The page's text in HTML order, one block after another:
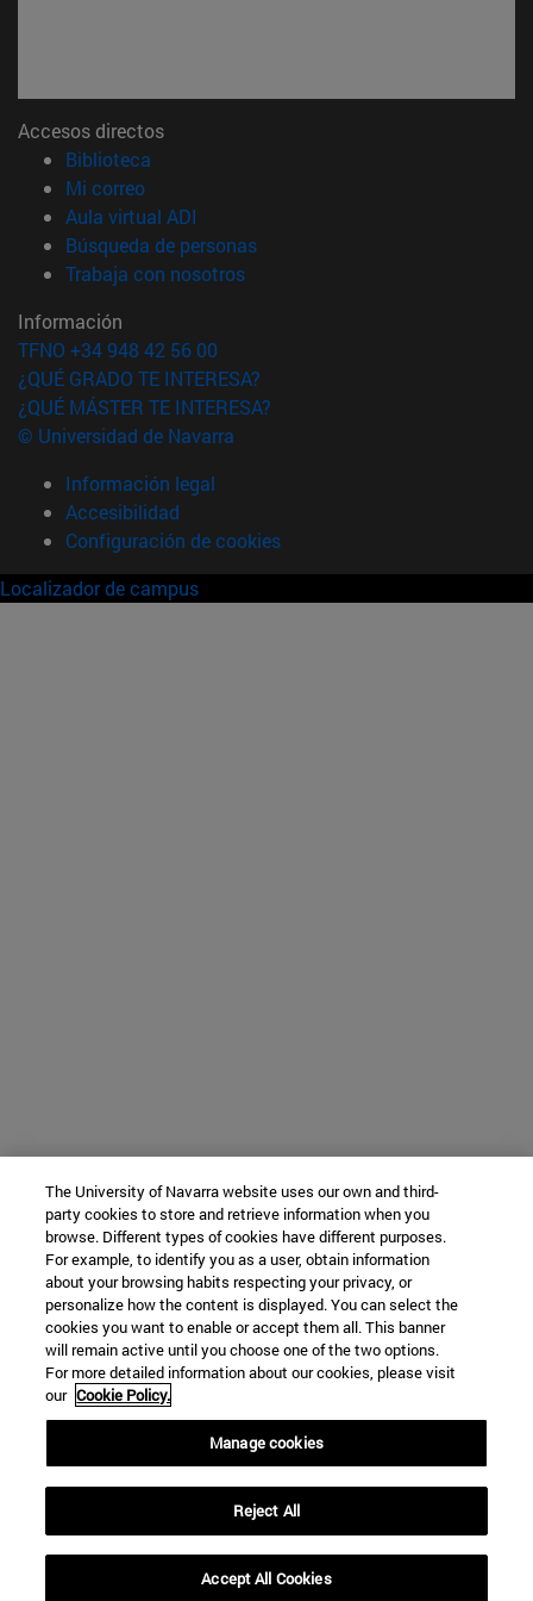
Accesos directos
Biblioteca
Mi correo(abre en nueva ventana)
Aula virtual ADI
Búsqueda de personas(abre en nueva ventana)
Trabaja con nosotros(abre en nueva ventana)
Información
TFNO +34 948 42 56 00
¿QUÉ GRADO TE INTERESA?
¿QUÉ MÁSTER TE INTERESA?
© Universidad de Navarra
Información legal
Accesibilidad
Configuración de cookies
Localizador de campus
The University of Navarra website uses our own and third-
party cookies to store and retrieve information when you
browse. Different types of cookies have different purposes.
For example, to identify you as a user, obtain information
about your browsing habits respecting your privacy, or
personalize how the content is displayed. You can select the
cookies you want to enable or accept them all. This banner
will remain active until you choose one of the two options.
For more detailed information about our cookies, please visit
our Cookie Policy.
Manage cookies
Reject All
Accept All Cookies